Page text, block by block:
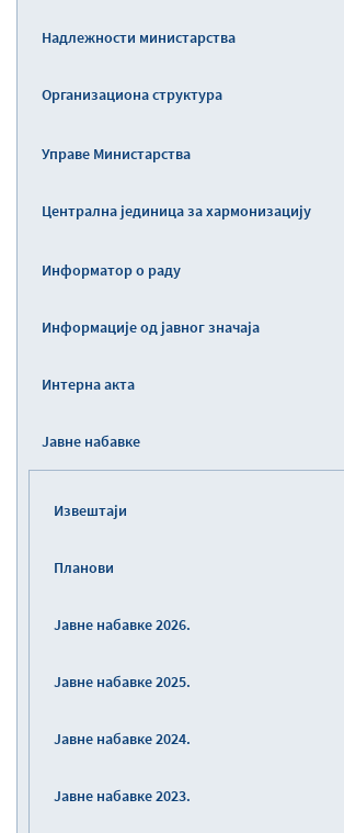
Надлежности министарства
Организациона структура
Управе Министарства
Централна јединица за хармонизацију
Информатор о раду
Информације од јавног значаја
Интерна акта
Јавне набавке
Извештаји
Планови
Јавне набавке 2026.
Јавне набавке 2025.
Јавне набавке 2024.
Јавне набавке 2023.